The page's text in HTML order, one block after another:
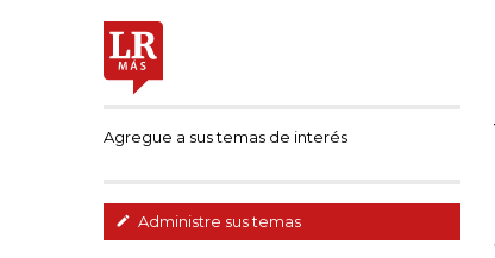
Agregue a sus temas de interés
Administre sus temas